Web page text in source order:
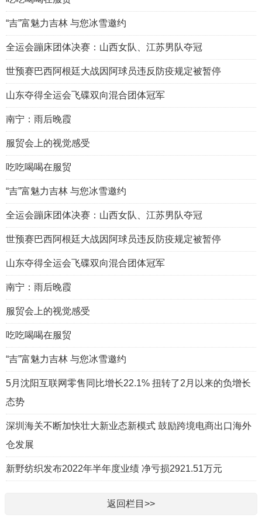
“吉”富魅力吉林 与您冰雪邀约
全运会蹦床团体决赛：山西女队、江苏男队夺冠
世预赛巴西阿根廷大战因阿球员违反防疫规定被暂停
山东夺得全运会飞碟双向混合团体冠军
南宁：雨后晚霞
服贸会上的视觉感受
吃吃喝喝在服贸
“吉”富魅力吉林 与您冰雪邀约
全运会蹦床团体决赛：山西女队、江苏男队夺冠
世预赛巴西阿根廷大战因阿球员违反防疫规定被暂停
山东夺得全运会飞碟双向混合团体冠军
南宁：雨后晚霞
服贸会上的视觉感受
吃吃喝喝在服贸
“吉”富魅力吉林 与您冰雪邀约
5月沈阳互联网零售同比增长22.1% 扭转了2月以来的负增长
态势
深圳海关不断加快壮大新业态新模式 鼓励跨境电商出口海外
仓发展
新野纺织发布2022年半年度业绩 净亏损2921.51万元
返回栏目>>